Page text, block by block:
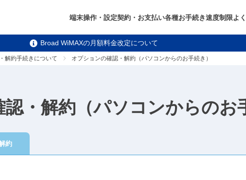
端末操作・設定契約・お支払い各種お手続き速度制限よ
Broad WiMAXの月額料金改定について
解約手続きについて オプションの確認・解約（パソコンからのお手続き）
・解約（パソコンからのお
約